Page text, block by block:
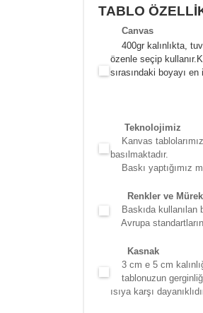
TABLO
Canvas
400gr kalınlıkta,
özenle seçip kullanır.
sırasındaki boyayı
Teknolojimiz
Kanvas
basılmaktadır.
Baskı yaptığımız
Renkler ve
Baskıda kullanılan
Avrupa
Kasnak
3 cm e 5 cm
tablonuzun
ısıya karşı